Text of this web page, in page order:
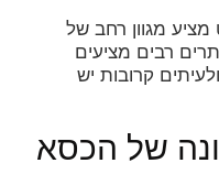
מגוון רחב של
רבים מציעים
קרובות יש
של הכסא